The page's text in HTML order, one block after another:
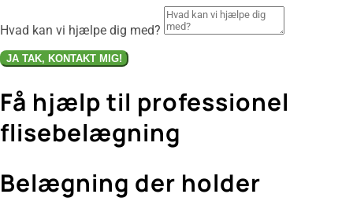
Hvad kan vi hjælpe dig med?
JA TAK, KONTAKT MIG!
Få hjælp til professionel
flisebelægning
Belægning der holder